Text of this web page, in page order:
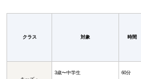
クラス 対象 時間
3歳〜中学生 60分